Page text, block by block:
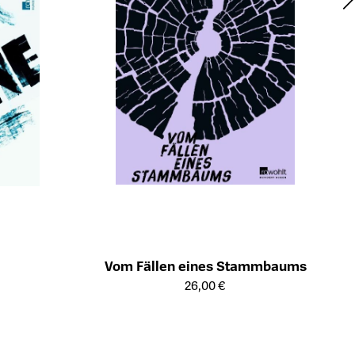
Vom Fällen eines Stammbaums
Öffnet die Detailseite des Produkts
26,00 €